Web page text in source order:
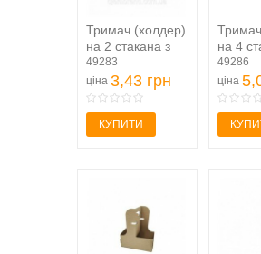
Тримач (холдер)
на 2 стакана з
макулатури
натурні 100шт
49283
ціна 3,43 грн
КУПИТИ
на 4
49286
ціна